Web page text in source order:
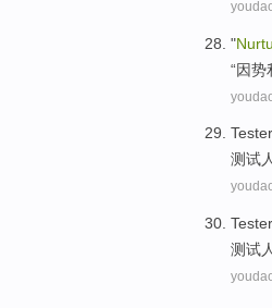
"
“因势
测试
测试